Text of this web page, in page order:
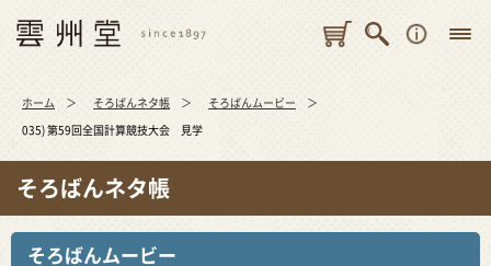
ホーム そろばんネタ帳 そろばんムービー
035) 第59回全国計算競技大会 見学
そろばんネタ帳
そろばんムービー